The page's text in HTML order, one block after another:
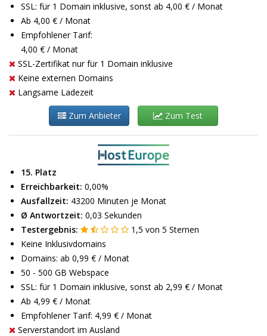
SSL: für 1 Domain inklusive, sonst ab 4,00 € / Monat
Ab 4,00 € / Monat
Empfohlener Tarif:
4,00 € / Monat
SSL-Zertifikat nur für 1 Domain inklusive
Keine externen Domains
Langsame Ladezeit
Zum Anbieter Zum Test
15. Platz
Erreichbarkeit: 0,00%
Ausfallzeit: 43200 Minuten je Monat
Ø Antwortzeit: 0,03 Sekunden
Testergebnis:
1,5 von 5 Sternen
Keine Inklusivdomains
Domains: ab 0,99 € / Monat
50 - 500 GB Webspace
SSL: für 1 Domain inklusive, sonst ab 2,99 € / Monat
Ab 4,99 € / Monat
Empfohlener Tarif: 4,99 € / Monat
Serverstandort im Ausland